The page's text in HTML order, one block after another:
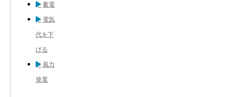
蓄電
電気
代を下
げる
風力
発電